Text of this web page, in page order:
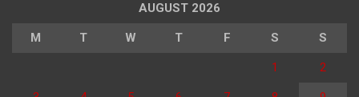
AUGUST 2026
M T W T F S S
1 2